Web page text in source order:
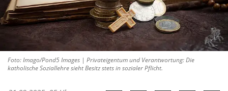
Foto: Imago/Pond5 Images | Privateigentum und Verantwortung: Die
katholische Soziallehre sieht Besitz stets in sozialer Pflicht.